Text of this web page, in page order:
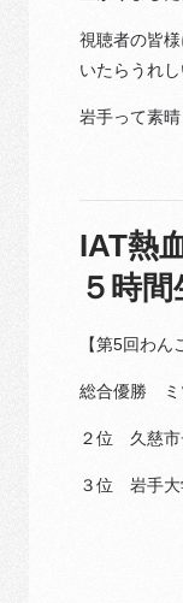
視聴者の皆
いたらうれし
岩手って素晴
IAT熱
５時
【第5回わん
総合優勝 ミ
２位 久慈市
３位 岩手大